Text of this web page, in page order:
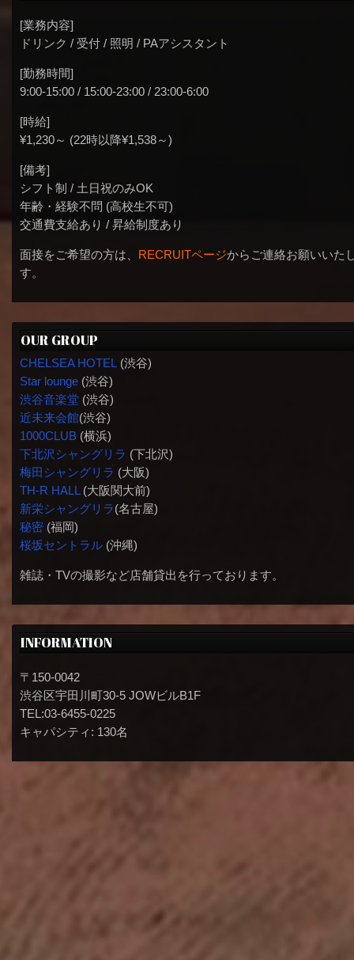
[業務内容]
ドリンク / 受付 / 照明 / PAアシスタント
[勤務時間]
9:00-15:00 / 15:00-23:00 / 23:00-6:00
[時給]
¥1,230～ (22時以降¥1,538～)
[備考]
シフト制 / 土日祝のみOK
年齢・経験不問 (高校生不可)
交通費支給あり / 昇給制度あり
面接をご希望の方は、 RECRUITページからご連絡お願いいた
す。
OUR GROUP
CHELSEA HOTEL (渋谷)
Star lounge(渋谷)
渋谷音楽堂(渋谷)
近未来会館(渋谷)
1000CLUB(横浜)
下北沢シャングリラ (下北沢)
梅田シャングリラ (大阪)
TH-R HALL(大阪関大前)
新栄シャングリラ(名古屋)
秘密(福岡)
桜坂セントラル(沖縄)
雑誌・TVの撮影など店舗貸出を行っております。
INFORMATION
〒150-0042
渋谷区宇田川町30-5 JOWビルB1F
TEL:03-6455-0225
キャパシティ: 130名